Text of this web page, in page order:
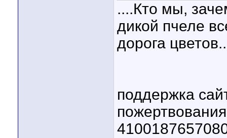
....Кто мы,
дикой пчеле
дорога
поддержка